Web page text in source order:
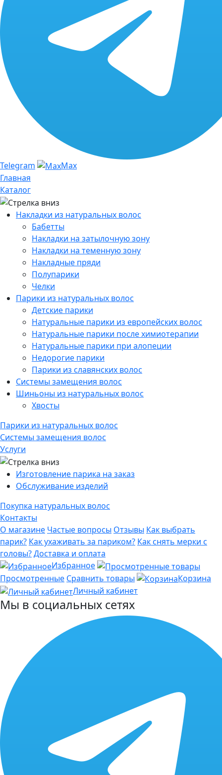
Telegram
Max
Главная
Каталог
Накладки из натуральных волос
Бабетты
Накладки на затылочную зону
Накладки на теменную зону
Накладные пряди
Полупарики
Челки
Парики из натуральных волос
Детские парики
Натуральные парики из европейских волос
Натуральные парики после химиотерапии
Натуральные парики при алопеции
Недорогие парики
Парики из славянских волос
Системы замещения волос
Шиньоны из натуральных волос
Хвосты
Парики из натуральных волос
Системы замещения волос
Услуги
Изготовление парика на заказ
Обслуживание изделий
Покупка натуральных волос
Контакты
О магазине Частые вопросы Отзывы Как выбрать
парик? Как ухаживать за париком? Как снять мерки с
головы?Доставка и оплата
Избранное
Просмотренные Сравнить товары
Корзина
Личный кабинет
Мы в социальных сетях